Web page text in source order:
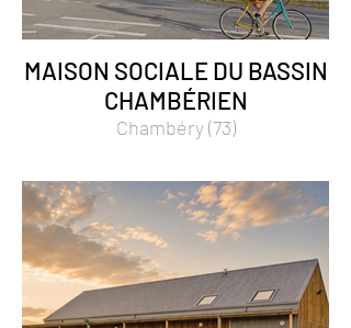
MAISON SOCIALE DU BASSIN
CHAMBÉRIEN
Chambéry (73)